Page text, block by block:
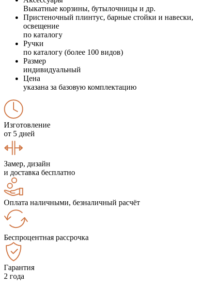
Выкатные корзины, бутылочницы и др.
Пристеночный плинтус, барные стойки и навески,
освещение
по каталогу
Ручки
по каталогу (более 100 видов)
Размер
индивидуальный
Цена
указана за базовую комплектацию
Изготовление
от 5 дней
Замер, дизайн
и доставка бесплатно
Оплата наличными, безналичный расчёт
Беспроцентная рассрочка
Гарантия
2 года